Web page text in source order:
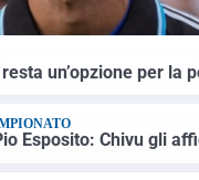
un’opzione per la
Esposito: Chivu gli